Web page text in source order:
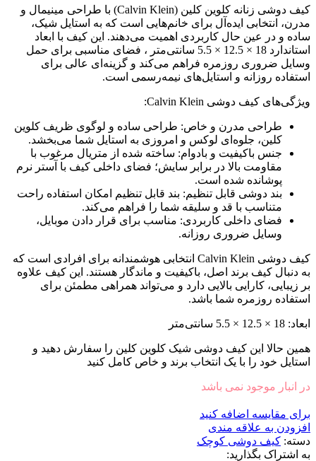
کیف دوشی زنانه کلوین کلین (Calvin Klein) با طراحی مینیمال و
مدرن، انتخابی ایده‌آل برای خانم‌هایی است که به استایل شیک،
ساده و در عین حال کاربردی اهمیت می‌دهند. این کیف با ابعاد
استاندارد 18 × 12.5 × 5.5 سانتی‌متر ، فضای مناسبی برای حمل
وسایل ضروری روزمره فراهم می‌کند و گزینه‌ای عالی برای
استفاده روزانه و استایل‌های نیمه‌رسمی است.
ویژگی‌های کیف دوشی Calvin Klein:
طراحی مدرن و خاص: طراحی ساده و لوگوی ظریف کلوین
کلین، جلوه‌ای لوکس و امروزی به استایل شما می‌بخشد.
جنس باکیفیت و بادوام: ساخته شده از متریال مرغوب با
مقاومت بالا در برابر سایش؛ فضای داخلی کیف با آستر نرم
پوشانده شده است.
بند دوشی قابل تنظیم: بند قابل تنظیم امکان استفاده راحت
متناسب با قد و سلیقه شما را فراهم می‌کند.
فضای داخلی کاربردی: مناسب برای قرار دادن موبایل،
وسایل ضروری روزانه.
کیف دوشی Calvin Klein انتخابی هوشمندانه برای افرادی است که
به دنبال کیف برند اصل، باکیفیت و ماندگار هستند. این کیف علاوه
بر زیبایی، کارایی بالایی دارد و می‌تواند همراهی مطمئن برای
استفاده روزمره شما باشد.
ابعاد: 18 × 12.5 × 5.5 سانتی‌متر
همین حالا این کیف دوشی شیک کلوین کلین را سفارش دهید و
استایل خود را با یک انتخاب برند و خاص کامل کنید
در انبار موجود نمی باشد
برای مقایسه اضافه کنید
افزودن به علاقه مندی
دسته: کیف دوشى کوچک
به اشتراک بگذارید: